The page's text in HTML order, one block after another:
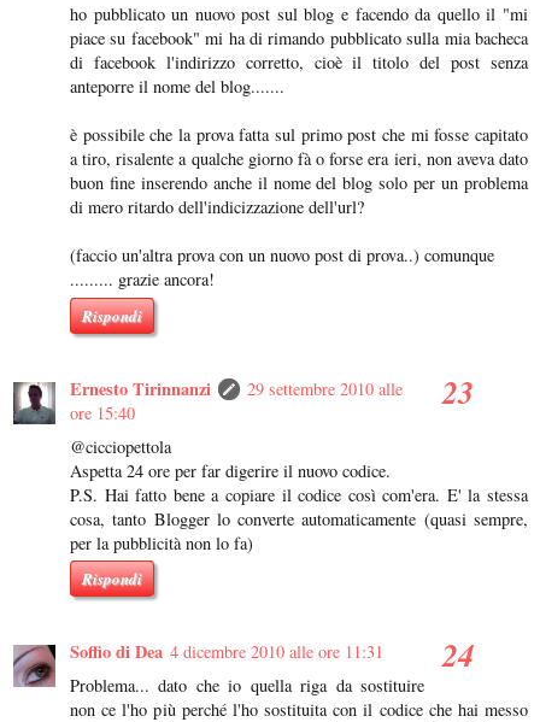
ho pubblicato un nuovo post sul blog e facendo da quello il "mi
piace su facebook" mi ha di rimando pubblicato sulla mia bacheca
di facebook l'indirizzo corretto, cioè il titolo del post senza
anteporre il nome del blog.......
è possibile che la prova fatta sul primo post che mi fosse capitato
a tiro, risalente a qualche giorno fà o forse era ieri, non aveva dato
buon fine inserendo anche il nome del blog solo per un problema
di mero ritardo dell'indicizzazione dell'url?
(faccio un'altra prova con un nuovo post di prova..) comunque
......... grazie ancora!
Rispondi
Ernesto Tirinnanzi
29 settembre 2010 alle
ore 15:40
@cicciopettola
Aspetta 24 ore per far digerire il nuovo codice.
P.S. Hai fatto bene a copiare il codice così com'era. E' la stessa
cosa, tanto Blogger lo converte automaticamente (quasi sempre,
per la pubblicità non lo fa)
Rispondi
Soffio di Dea 4 dicembre 2010 alle ore 11:31
Problema... dato che io quella riga da sostituire
non ce l'ho più perché l'ho sostituita con il codice che hai messo